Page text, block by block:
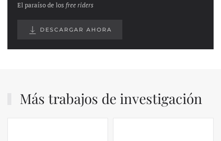
El paraíso de los free riders
DESCARGAR AHORA
Más trabajos de investigación